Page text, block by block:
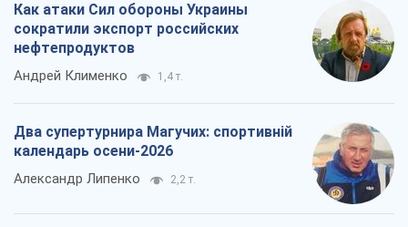
Как атаки Сил обороны Украины
сократили экспорт российских
нефтепродуктов
Андрей Клименко 1,4 т.
Два супертурнира Магучих: спортивній
календарь осени-2026
Александр Липенко 2,2 т.